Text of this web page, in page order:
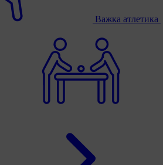
Важка атлетика